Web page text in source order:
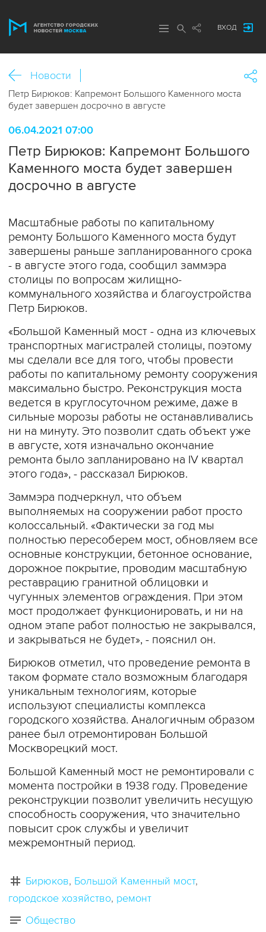
ВХОД
Новости
Петр Бирюков: Капремонт Большого Каменного моста
будет завершен досрочно в августе
06.04.2021 07:00
Петр Бирюков: Капремонт Большого
Каменного моста будет завершен
досрочно в августе
Масштабные работы по капитальному
ремонту Большого Каменного моста будут
завершены раньше запланированного срока
- в августе этого года, сообщил заммэра
столицы по вопросам жилищно-
коммунального хозяйства и благоустройства
Петр Бирюков.
«Большой Каменный мост - одна из ключевых
транспортных магистралей столицы, поэтому
мы сделали все для того, чтобы провести
работы по капитальному ремонту сооружения
максимально быстро. Реконструкция моста
ведется в круглосуточном режиме, даже в
сильные морозы работы не останавливались
ни на минуту. Это позволит сдать объект уже
в августе, хотя изначально окончание
ремонта было запланировано на IV квартал
этого года», - рассказал Бирюков.
Заммэра подчеркнул, что объем
выполняемых на сооружении работ просто
колоссальный. «Фактически за год мы
полностью пересоберем мост, обновляем все
основные конструкции, бетонное основание,
дорожное покрытие, проводим масштабную
реставрацию гранитной облицовки и
чугунных элементов ограждения. При этом
мост продолжает функционировать, и ни на
одном этапе работ полностью не закрывался,
и закрываться не будет», - пояснил он.
Бирюков отметил, что проведение ремонта в
таком формате стало возможным благодаря
уникальным технологиям, которые
используют специалисты комплекса
городского хозяйства. Аналогичным образом
ранее был отремонтирован Большой
Москворецкий мост.
Большой Каменный мост не ремонтировали с
момента постройки в 1938 году. Проведение
реконструкции позволит увеличить несущую
способность сооружения, что значительно
повысит срок службы и увеличит
межремонтный период.
Бирюков Большой Каменный мост
городское хозяйство ремонт
Общество